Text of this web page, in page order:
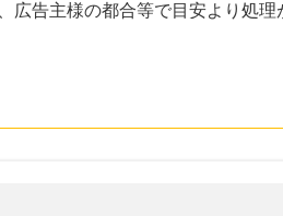
告主様の都合等で目安より処理